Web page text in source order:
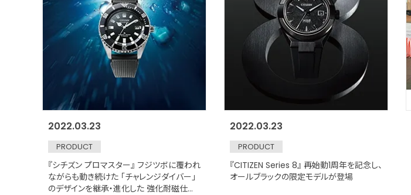
2022.03.23
PRODUCT
『シチズン プロマスター』 フジツボに覆われ
ながらも動き続けた 「チャレンジダイバー」
のデザインを継承・進化した 強化耐磁仕様
2022.03.23
PRODUCT
『CITIZEN Series 8』 再始動1周年を記念し、
オールブラックの限定モデルが登場